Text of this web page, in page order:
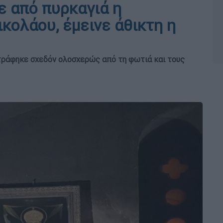
από πυρκαγιά η
έμεινε άθικτη η
σχεδόν ολοσχερώς από τη φωτιά και τους